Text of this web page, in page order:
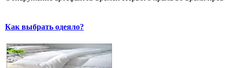
Как выбрать одеяло?